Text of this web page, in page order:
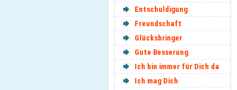
Entschuldigung
Freundschaft
Glücksbringer
Gute Besserung
Ich bin immer für Dich da
Ich mag Dich